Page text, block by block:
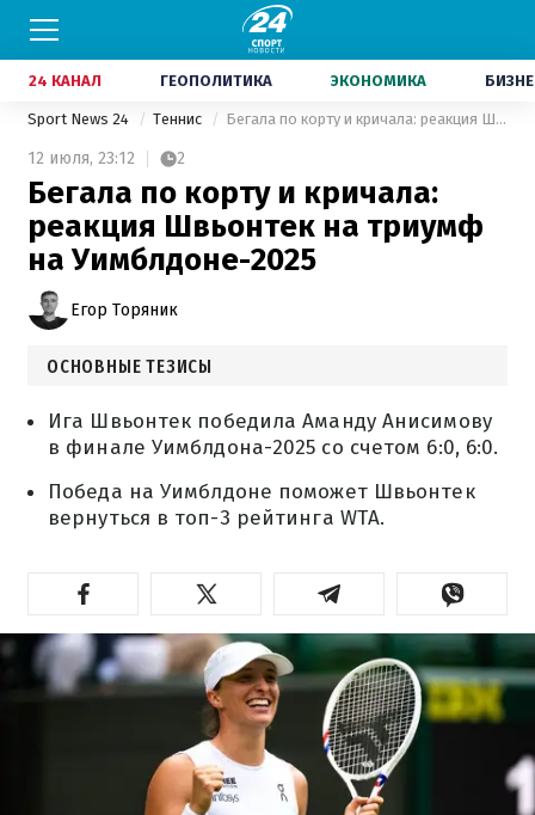
24 КАНАЛ ГЕОПОЛИТИКА ЭКОНОМИКА
Sport News 24 Теннис Бегала по корту и кричала: реакция Швьонтек на триумф на Уимблдоне-2025
12 июля, 23:12 2
Бегала по корту и кричала:
реакция Швьонтек на триумф
на Уимблдоне-2025
Егор Торяник
ОСНОВНЫЕ ТЕЗИСЫ
Ига Швьонтек победила Аманду Анисимову
в финале Уимблдона-2025 со счетом 6:0, 6:0.
Победа на Уимблдоне поможет Швьонтек
вернуться в топ-3 рейтинга WTA.